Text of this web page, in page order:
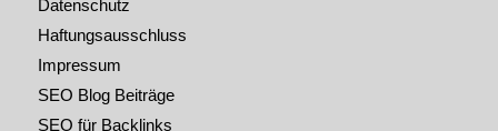
Datenschutz
Haftungsausschluss
Impressum
SEO Blog Beiträge
SEO für Backlinks